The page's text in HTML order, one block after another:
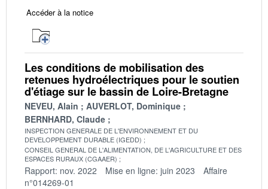
Accéder à la notice
Les conditions de mobilisation des
retenues hydroélectriques pour le soutien
d'étiage sur le bassin de Loire-Bretagne
NEVEU, Alain
AUVERLOT, Dominique
BERNHARD, Claude
INSPECTION GENERALE DE L'ENVIRONNEMENT ET DU
DEVELOPPEMENT DURABLE (IGEDD)
CONSEIL GENERAL DE L'ALIMENTATION, DE L'AGRICULTURE ET DES
ESPACES RURAUX (CGAAER)
Rapport: nov. 2022 Mise en ligne: juin 2023
Affaire
n°014269-01